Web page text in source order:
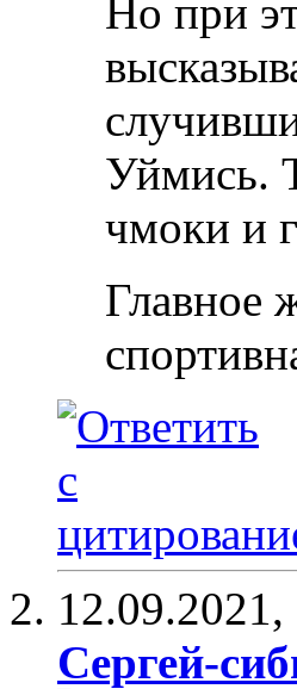
Но при
Уймись.
чмоки и
Главное
12.09.2021,
Сергей-